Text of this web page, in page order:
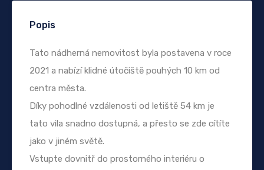
Popis
Tato nádherná nemovitost byla postavena v roce
2021 a nabízí klidné útočiště pouhých 10 km od
centra města.
Díky pohodlné vzdálenosti od letiště 54 km je
tato vila snadno dostupná, a přesto se zde cítíte
jako v jiném světě.
Vstupte dovnitř do prostorného interiéru o